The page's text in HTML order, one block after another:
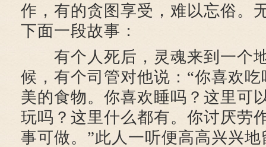
作，有的贪图享受，难以忘俗。
下面一段故事：
有个人死后，灵魂来到一个
候，有个司管对他说：“你喜欢
美的食物。你喜欢睡吗？这里可
玩吗？这里什么都有。你讨厌劳
事可做。”此人一听便高高兴兴